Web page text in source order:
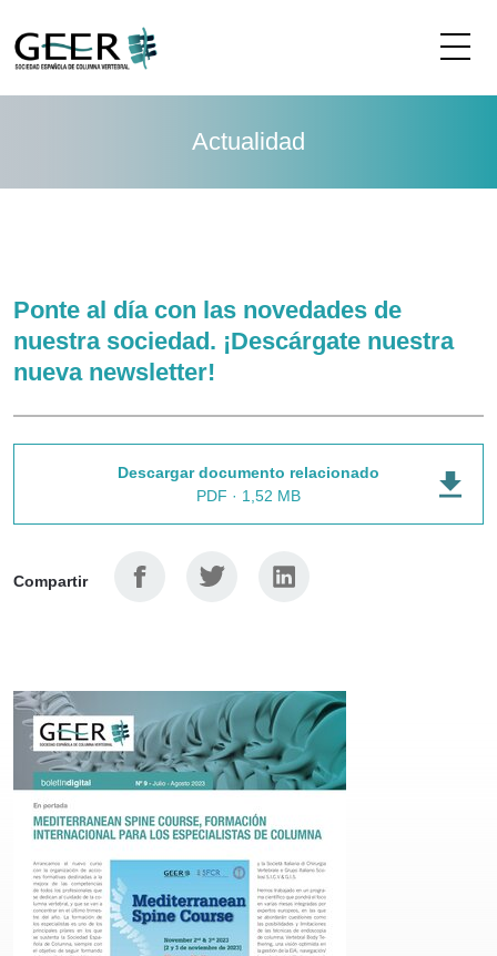
Actualidad
Ponte al día con las novedades de
nuestra sociedad. ¡Descárgate nuestra
nueva newsletter!
Descargar documento relacionado
PDF · 1,52 MB
Compartir
Facebook Twitter Linkedin